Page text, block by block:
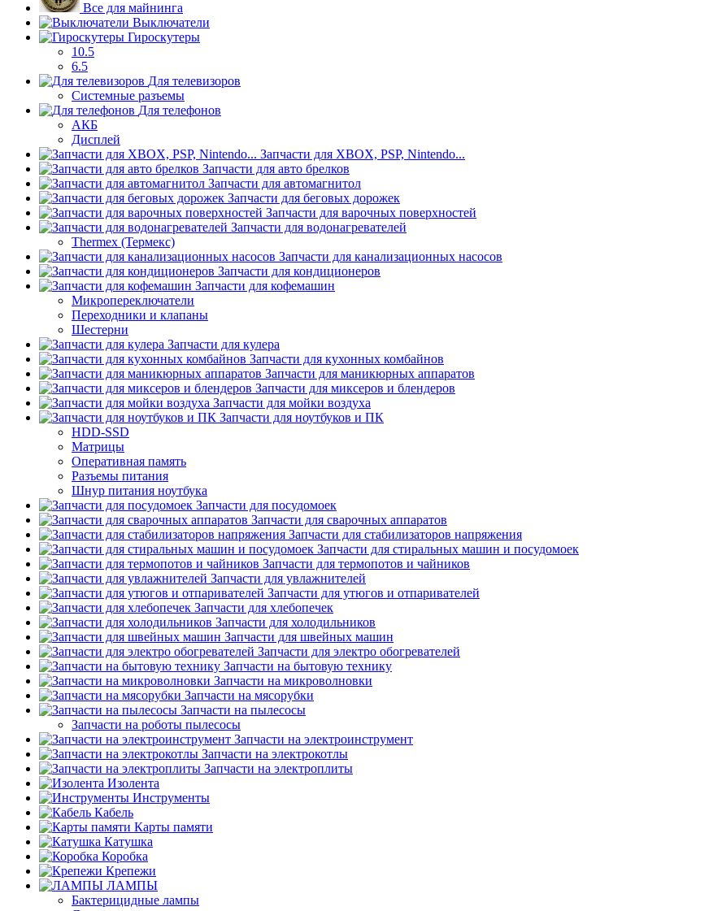
Все для майнинга
Выключатели
Гироскутеры
10.5
6.5
Для телевизоров
Системные разъемы
Для телефонов
АКБ
Дисплей
Запчасти для XBOX, PSP, Nintendo...
Запчасти для авто брелков
Запчасти для автомагнитол
Запчасти для беговых дорожек
Запчасти для варочных поверхностей
Запчасти для водонагревателей
Thermex (Термекс)
Запчасти для канализационных насосов
Запчасти для кондиционеров
Запчасти для кофемашин
Микропереключатели
Переходники и клапаны
Шестерни
Запчасти для кулера
Запчасти для кухонных комбайнов
Запчасти для маникюрных аппаратов
Запчасти для миксеров и блендеров
Запчасти для мойки воздуха
Запчасти для ноутбуков и ПК
HDD-SSD
Матрицы
Оперативная память
Разъемы питания
Шнур питания ноутбука
Запчасти для посудомоек
Запчасти для сварочных аппаратов
Запчасти для стабилизаторов напряжения
Запчасти для стиральных машин и посудомоек
Запчасти для термопотов и чайников
Запчасти для увлажнителей
Запчасти для утюгов и отпаривателей
Запчасти для хлебопечек
Запчасти для холодильников
Запчасти для швейных машин
Запчасти для электро обогревателей
Запчасти на бытовую технику
Запчасти на микроволновки
Запчасти на мясорубки
Запчасти на пылесосы
Запчасти на роботы пылесосы
Запчасти на электроинструмент
Запчасти на электрокотлы
Запчасти на электроплиты
Изолента
Инструменты
Кабель
Карты памяти
Катушка
Коробка
Крепежи
ЛАМПЫ
Бактерицидные лампы